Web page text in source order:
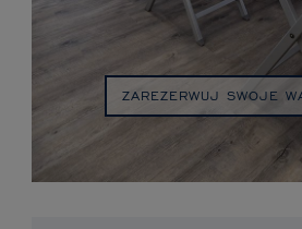
ZAREZERWUJ SWOJE